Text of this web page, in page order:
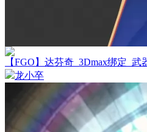
【FGO】达芬奇_3Dmax绑定_武
龙小卒